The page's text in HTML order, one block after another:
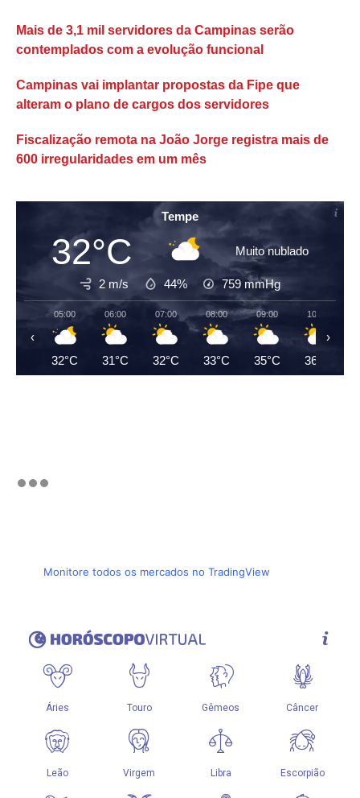
Mais de 3,1 mil servidores da Campinas serão
contemplados com a evolução funcional
Campinas vai implantar propostas da Fipe que
alteram o plano de cargos dos servidores
Fiscalização remota na João Jorge registra mais de
600 irregularidades em um mês
Tempe
32°C Muito nublado
2 m/s 44% 759 mmHg
05:00
32°C
06:00
31°C
07:00
32°C
08:00
33°C
09:00
35°C
10:00
36°C
‹ ›
Monitore todos os mercados no TradingView